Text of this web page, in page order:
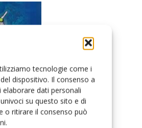
tecnologie come i
dispositivo. Il consenso a
dati personali
su questo sito e di
o ritirare il consenso può
al G7 di